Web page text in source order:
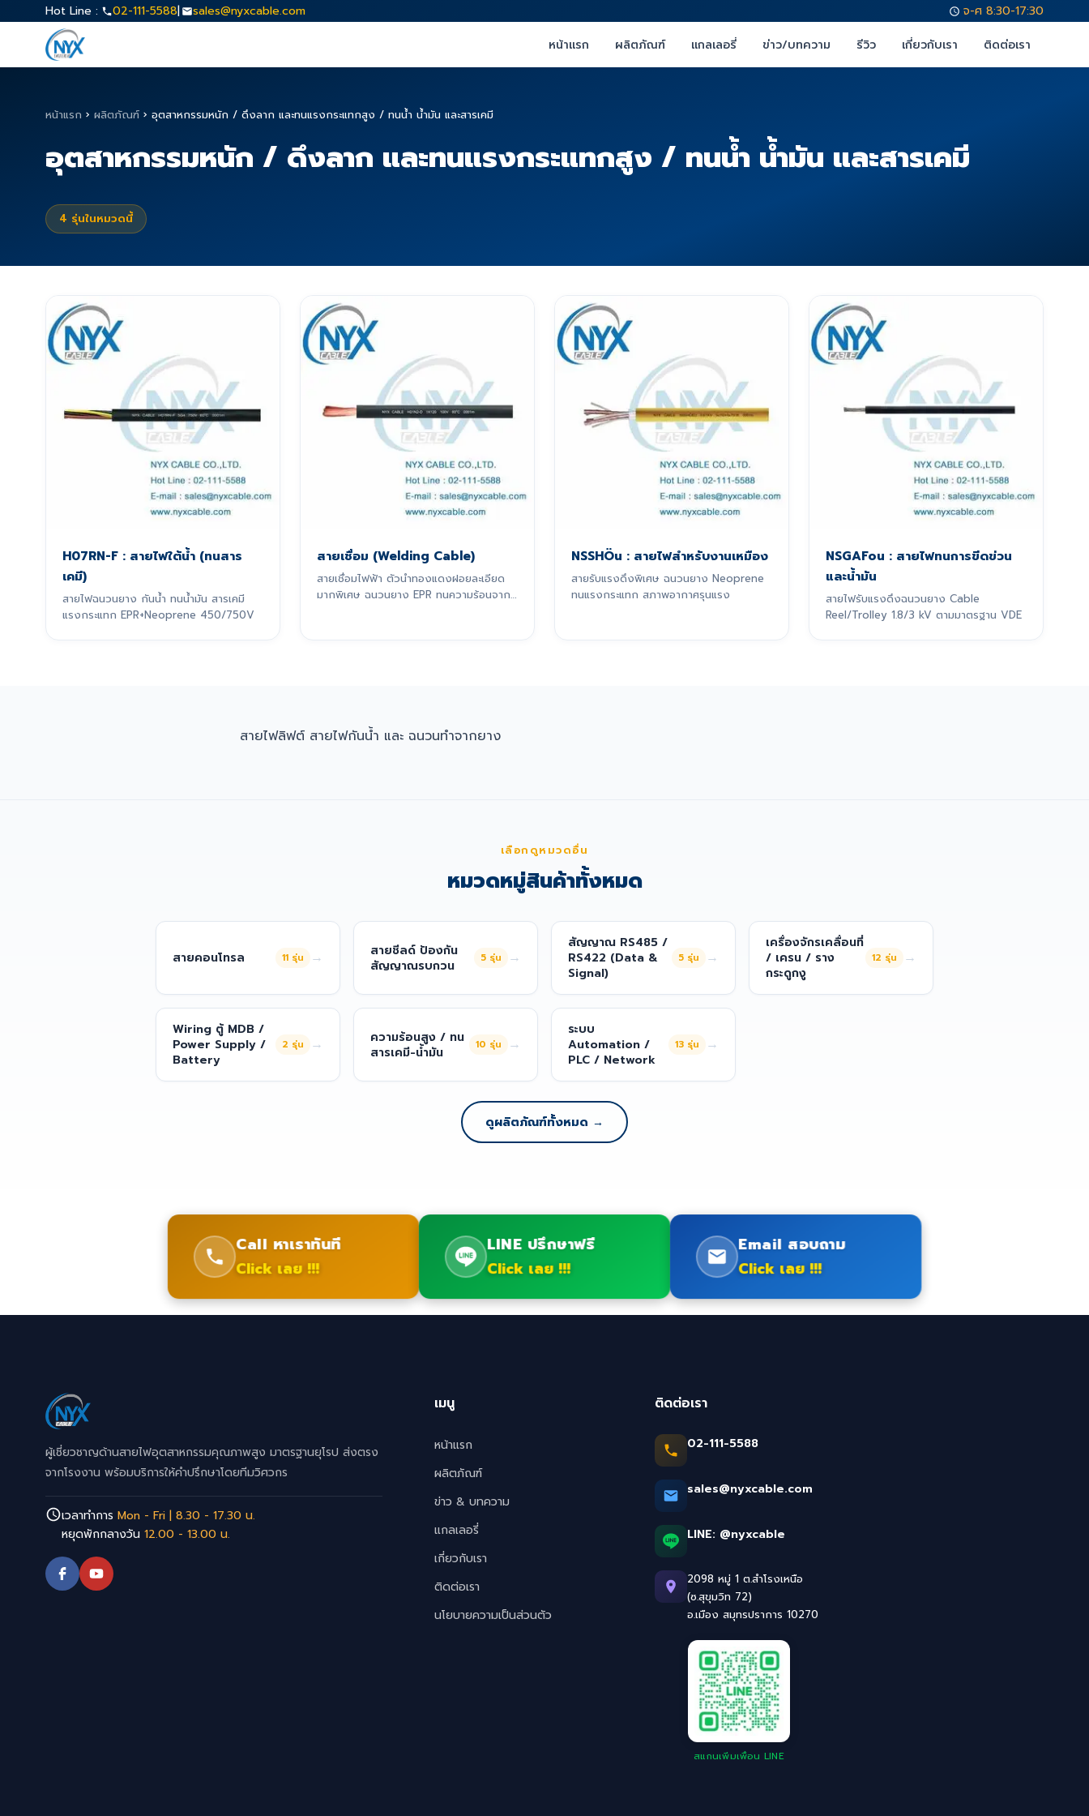
Hot Line : 02-111-5588| sales@nyxcable.com
จ-ศ 8:30-17:30
หน้าแรก
ผลิตภัณฑ์ แกลเลอรี่ ข่าว/บทความ รีวิว เกี่ยวกับเรา ติดต่อเรา
หน้าแรก › ผลิตภัณฑ์ › อุตสาหกรรมหนัก / ดึงลาก และทนแรงกระแทกสูง / ทนน้ำ น้ำมัน และสารเคมี
อุตสาหกรรมหนัก / ดึงลาก และทนแรงกระแทกสูง / ทนน้ำ น้ำมัน และสารเคมี
4 รุ่นในหมวดนี้
H07RN-F : สายไฟใต้น้ำ (ทนสาร
เคมี)
สายไฟฉนวนยาง กันน้ำ ทนน้ำมัน สารเคมี
แรงกระแทก EPR+Neoprene 450/750V
สายเชื่อม (Welding Cable)
สายเชื่อมไฟฟ้า ตัวนำทองแดงฝอยละเอียด
มากพิเศษ ฉนวนยาง EPR ทนความร้อนจาก
NSSHÖu : สายไฟสำหรับงานเหมือง
สายรับแรงดึงพิเศษ ฉนวนยาง Neoprene
ทนแรงกระแทก สภาพอากาศรุนแรง
NSGAFou : สายไฟทนการขีดข่วน
และน้ำมัน
สายไฟรับแรงดึงฉนวนยาง Cable
Reel/Trolley 1.8/3 kV ตามมาตรฐาน VDE
สายไฟลิฟต์ สายไฟกันน้ำ และ ฉนวนทำจากยาง
เลือกดูหมวดอื่น
หมวดหมู่สินค้าทั้งหมด
สายคอนโทรล 11 รุ่น →
สายชีลด์ ป้องกัน
สัญญาณรบกวน
5 รุ่น →
สัญญาณ RS485 /
RS422 (Data &
Signal)
5 รุ่น →
เครื่องจักรเคลื่อนที่
/ เครน / ราง
กระดูกงู
12 รุ่น →
Wiring ตู้ MDB /
Power Supply /
Battery
2 รุ่น →
ความร้อนสูง / ทน
สารเคมี-น้ำมัน
10 รุ่น →
ระบบ
Automation /
PLC / Network
13 รุ่น →
ดูผลิตภัณฑ์ทั้งหมด →
Call หาเราทันที
Click เลย !!!
LINE ปรึกษาฟรี
Click เลย !!!
Email สอบถาม
Click เลย !!!
ผู้เชี่ยวชาญด้านสายไฟอุตสาหกรรมคุณภาพสูง มาตรฐานยุโรป ส่งตรง
จากโรงงาน พร้อมบริการให้คำปรึกษาโดยทีมวิศวกร
เวลาทำการ Mon - Fri | 8.30 - 17.30 น.
หยุดพักกลางวัน 12.00 - 13.00 น.
เมนู
หน้าแรก
ผลิตภัณฑ์
ข่าว & บทความ
แกลเลอรี่
เกี่ยวกับเรา
ติดต่อเรา
นโยบายความเป็นส่วนตัว
ติดต่อเรา
02-111-5588
sales@nyxcable.com
LINE: @nyxcable
2098 หมู่ 1 ต.สำโรงเหนือ
(ซ.สุขุมวิท 72)
อ.เมือง สมุทรปราการ 10270
สแกนเพิ่มเพื่อน LINE